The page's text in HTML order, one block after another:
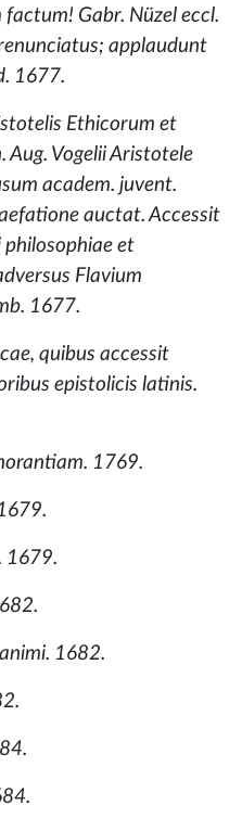
Gabr. Nüzel eccl.
applaudunt
1677.
Ethicorum et
Aug. Vogelii Aristotele
academ. juvent.
auctat. Accessit
et
Flavium
1677.
quibus accessit
epistolicis latinis.
1769.
1679.
1682.